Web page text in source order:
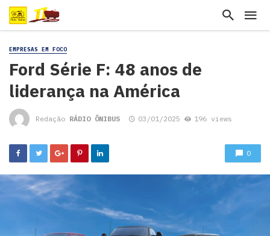
EMPRESAS EM FOCO
Ford Série F: 48 anos de
liderança na América
Redação RÁDIO ÔNIBUS 03/01/2025 196 views
0